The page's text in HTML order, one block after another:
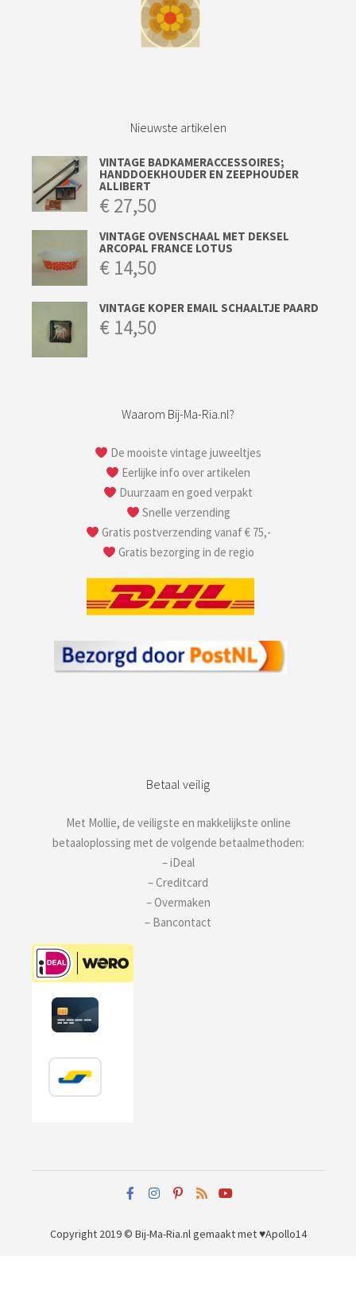
Nieuwste artikelen
VINTAGE BADKAMERACCESSOIRES;
HANDDOEKHOUDER EN ZEEPHOUDER
ALLIBERT
€27,50
VINTAGE OVENSCHAAL MET DEKSEL
ARCOPAL FRANCE LOTUS
€ 14,50
VINTAGE KOPER EMAIL SCHAALTJE PAARD
€ 14,50
Waarom Bij-Ma-Ria.nl?
De mooiste vintage juweeltjes
Eerlijke info over artikelen
Duurzaam en goed verpakt
Snelle verzending
Gratis postverzending vanaf € 75,-
Gratis bezorging in de regio
Betaal veilig
Met Mollie, de veiligste en makkelijkste online
betaaloplossing met de volgende betaalmethoden:
– iDeal
– Creditcard
– Overmaken
– Bancontact
Copyright 2019 © Bij-Ma-Ria.nlgemaakt met ♥Apollo14